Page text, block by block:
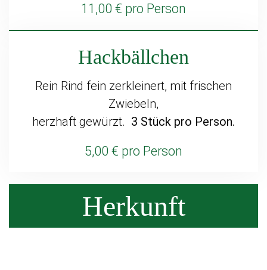
11,00 € pro Person
Hackbällchen
Rein Rind fein zerkleinert, mit frischen
Zwiebeln,
herzhaft gewürzt. 3 Stück pro Person.
5,00 € pro Person
Herkunft